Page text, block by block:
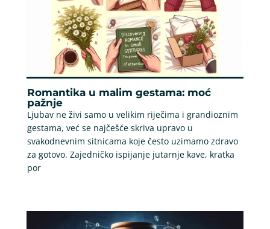
Romantika u malim gestama: moć
pažnje
Ljubav ne živi samo u velikim riječima i grandioznim
gestama, već se najčešće skriva upravo u
svakodnevnim sitnicama koje često uzimamo zdravo
za gotovo. Zajedničko ispijanje jutarnje kave, kratka
por